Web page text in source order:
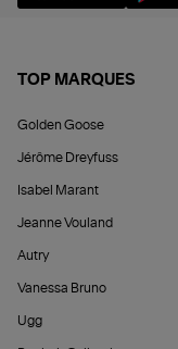
TOP MARQUES
Golden Goose
Jérôme Dreyfuss
Isabel Marant
Jeanne Vouland
Autry
Vanessa Bruno
Ugg